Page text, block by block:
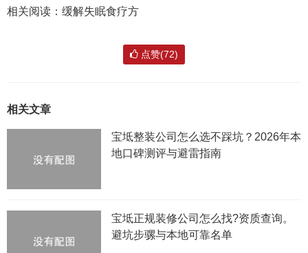
相关阅读：缓解失眠食疗方
点赞(72)
相关文章
宝坻整装公司怎么选不踩坑？2026年本
地口碑测评与避雷指南
宝坻正规装修公司怎么找?资质查询。
避坑步骡与本地可靠名单